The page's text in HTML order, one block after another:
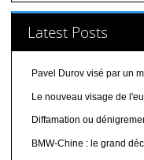
Latest Posts
Pavel Durov visé par un
Le nouveau visage de
Diffamation ou
BMW-Chine : le grand